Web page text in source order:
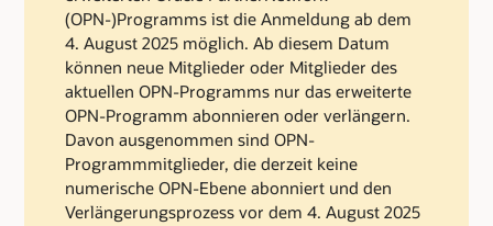
(OPN-)Programms ist die Anmeldung ab dem
4. August 2025 möglich. Ab diesem Datum
können neue Mitglieder oder Mitglieder des
aktuellen OPN-Programms nur das erweiterte
OPN-Programm abonnieren oder verlängern.
Davon ausgenommen sind OPN-
Programmmitglieder, die derzeit keine
numerische OPN-Ebene abonniert und den
Verlängerungsprozess vor dem 4. August 2025